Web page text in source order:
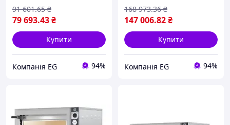
79 693.43₴
91 601.65 ₴
Купити
Компанія EG 94%
147 006.82₴
168 973.36 ₴
Купити
Компанія EG 94%